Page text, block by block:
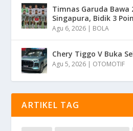
Timnas Garuda Bawa
Singapura, Bidik 3 Poin
Agu 6, 2026 | BOLA
Chery Tiggo V Buka
Agu 5, 2026 | OTOMOTIF
ARTIKEL TAG